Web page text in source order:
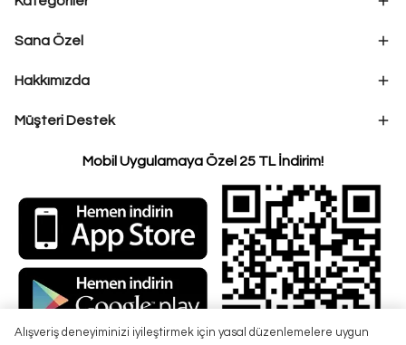
Alışveriş deneyiminizi iyileştirmek için yasal düzenlemelere uygun
Sana Özel
Hakkımızda
Müşteri Destek
Mobil Uygulamaya Özel 25 TL İndirim!